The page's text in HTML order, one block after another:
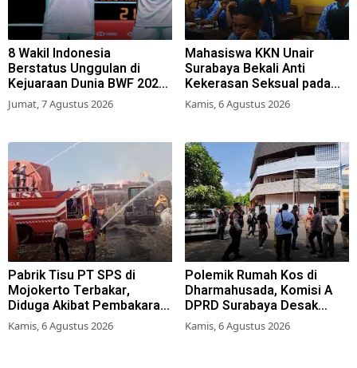
8 Wakil Indonesia
Berstatus Unggulan di
Kejuaraan Dunia BWF 2026,
Kans Juara Terbuka Lebar
Jumat, 7 Agustus 2026
Mahasiswa KKN Unair
Surabaya Bekali Anti
Kekerasan Seksual pada
Siswa SMK
Kamis, 6 Agustus 2026
Pabrik Tisu PT SPS di
Mojokerto Terbakar,
Diduga Akibat Pembakaran
Lahan Tebu
Kamis, 6 Agustus 2026
Polemik Rumah Kos di
Dharmahusada, Komisi A
DPRD Surabaya Desak
Pemkot Terbitkan Perwali
Perda Hunian Layak
Kamis, 6 Agustus 2026